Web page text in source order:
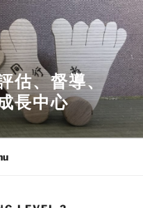
估、督導、
長中心